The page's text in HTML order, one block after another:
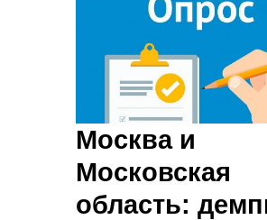
информацию из первых
пообщались с
риелторами и
сотрудниками агентств.
Москва и
Московская
область: